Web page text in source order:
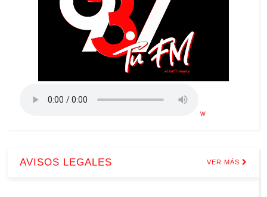
w
AVISOS LEGALES VER MÁS